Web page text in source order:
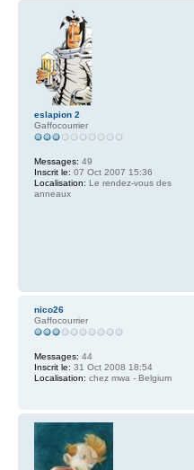
eslapion 2
Gaffocourrier
Messages: 49
Inscrit le: 07 Oct 2007 15:36
Localisation: Le rendez-vous des
anneaux
nico26
Gaffocourrier
Messages: 44
Inscrit le: 31 Oct 2008 18:54
Localisation: chez mwa - Belgium